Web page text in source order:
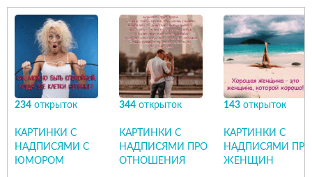
234 открыток
КАРТИНКИ С
НАДПИСЯМИ С
ЮМОРОМ
344 открыток
КАРТИНКИ С
НАДПИСЯМИ ПРО
ОТНОШЕНИЯ
143 открыток
КАРТИНКИ С
НАДПИСЯМИ ПРО
ЖЕНЩИН